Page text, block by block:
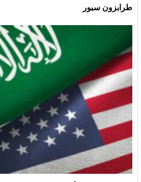
طرابزون سبور